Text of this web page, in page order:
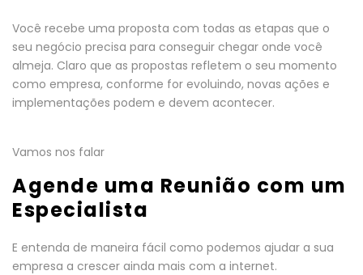
Você recebe uma proposta com todas as etapas que o
seu negócio precisa para conseguir chegar onde você
almeja. Claro que as propostas refletem o seu momento
como empresa, conforme for evoluindo, novas ações e
implementações podem e devem acontecer.
Vamos nos falar
Agende uma Reunião com um
Especialista
E entenda de maneira fácil como podemos ajudar a sua
empresa a crescer ainda mais com a internet.